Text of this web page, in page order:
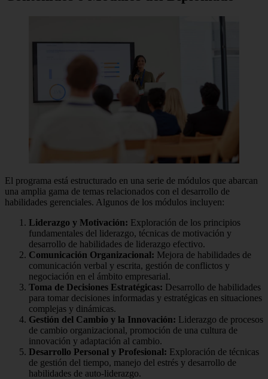
El programa está estructurado en una serie de módulos que abarcan
una amplia gama de temas relacionados con el desarrollo de
habilidades gerenciales. Algunos de los módulos incluyen:
Liderazgo y Motivación: Exploración de los principios
fundamentales del liderazgo, técnicas de motivación y
desarrollo de habilidades de liderazgo efectivo.
Comunicación Organizacional: Mejora de habilidades de
comunicación verbal y escrita, gestión de conflictos y
negociación en el ámbito empresarial.
Toma de Decisiones Estratégicas: Desarrollo de habilidades
para tomar decisiones informadas y estratégicas en situaciones
complejas y dinámicas.
Gestión del Cambio y la Innovación: Liderazgo de procesos
de cambio organizacional, promoción de una cultura de
innovación y adaptación al cambio.
Desarrollo Personal y Profesional: Exploración de técnicas
de gestión del tiempo, manejo del estrés y desarrollo de
habilidades de auto-liderazgo.